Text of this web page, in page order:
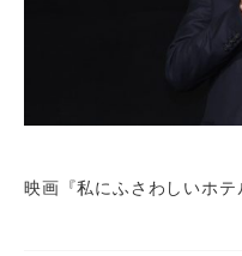
映画『私にふさわしいホテ